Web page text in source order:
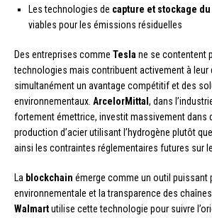
Les technologies de capture et stockage
viables pour les émissions résiduelles
Des entreprises comme Tesla ne se contentent
technologies mais contribuent activement à leur
simultanément un avantage compétitif et des
environnementaux. ArcelorMittal , dans
fortement émettrice, investit massivement dans
production d’acier utilisant l’hydrogène plutôt
ainsi les contraintes réglementaires futures sur
La blockchain émerge comme un outil puissant
environnementale et la transparence des
Walmartutilise cette technologie pour suivre